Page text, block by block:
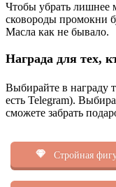
Чтобы убрать лишнее
сковороды промокни
Масла как не бывало.
Награда для тех,
Выбирайте в награду
есть Telegram).
сможете забрать
Стройная